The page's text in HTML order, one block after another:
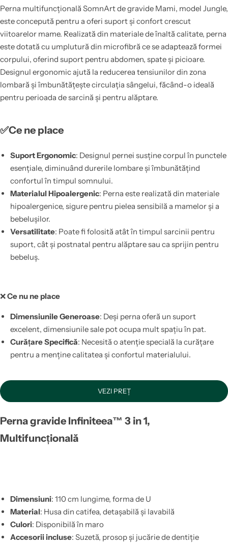
Perna multifuncțională SomnArt de gravide Mami, model Jungle,
este concepută pentru a oferi suport și confort crescut
viitoarelor mame. Realizată din materiale de înaltă calitate, perna
este dotată cu umplutură din microfibră ce se adaptează formei
corpului, oferind suport pentru abdomen, spate și picioare.
Designul ergonomic ajută la reducerea tensiunilor din zona
lombară și îmbunătățește circulația sângelui, făcând-o ideală
pentru perioada de sarcină și pentru alăptare.
✅Ce ne place
Suport Ergonomic: Designul pernei susține corpul în punctele
esențiale, diminuând durerile lombare și îmbunătățind
confortul în timpul somnului.
Materialul Hipoalergenic: Perna este realizată din materiale
hipoalergenice, sigure pentru pielea sensibilă a mamelor și a
bebelușilor.
Versatilitate: Poate fi folosită atât în timpul sarcinii pentru
suport, cât și postnatal pentru alăptare sau ca sprijin pentru
bebeluș.
❌Ce nu ne place
Dimensiunile Generoase: Deși perna oferă un suport
excelent, dimensiunile sale pot ocupa mult spațiu în pat.
Curățare Specifică: Necesită o atenție specială la curățare
pentru a menține calitatea și confortul materialului.
VEZI PREȚ
Perna gravide Infiniteea™ 3 in 1,
Multifuncțională
Dimensiuni: 110 cm lungime, forma de U
Material: Husa din catifea, detașabilă și lavabilă
Culori: Disponibilă în maro
Accesorii incluse: Suzetă, prosop și jucărie de dentiție